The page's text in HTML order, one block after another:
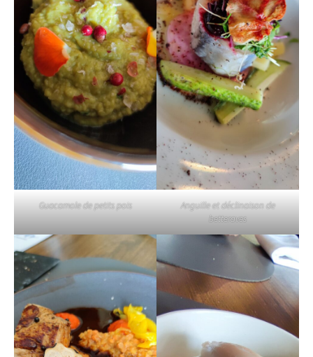
Guacamole de petits pois
Anguille et déclinaison de
betteraves